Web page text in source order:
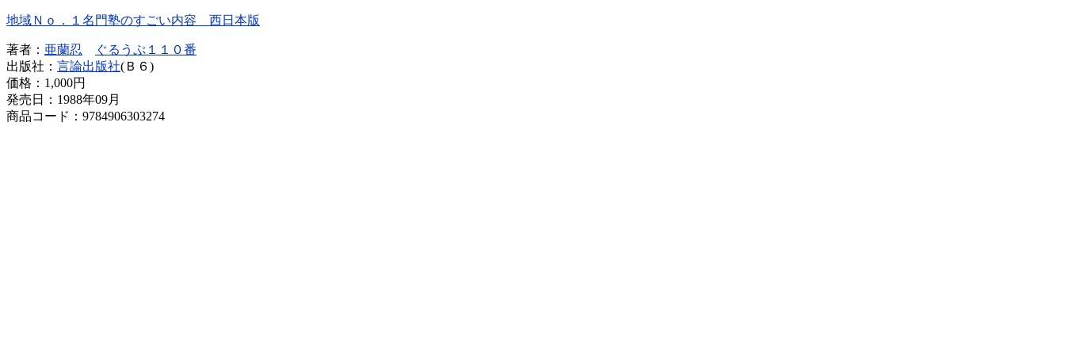
地域Ｎｏ．１名門塾のすごい内容 西日本版
著者： 亜蘭忍
ぐるうぷ１１０番
出版社： 言論出版社(Ｂ６)
価格： 1,000円
発売日：1988年09月
商品コード：9784906303274